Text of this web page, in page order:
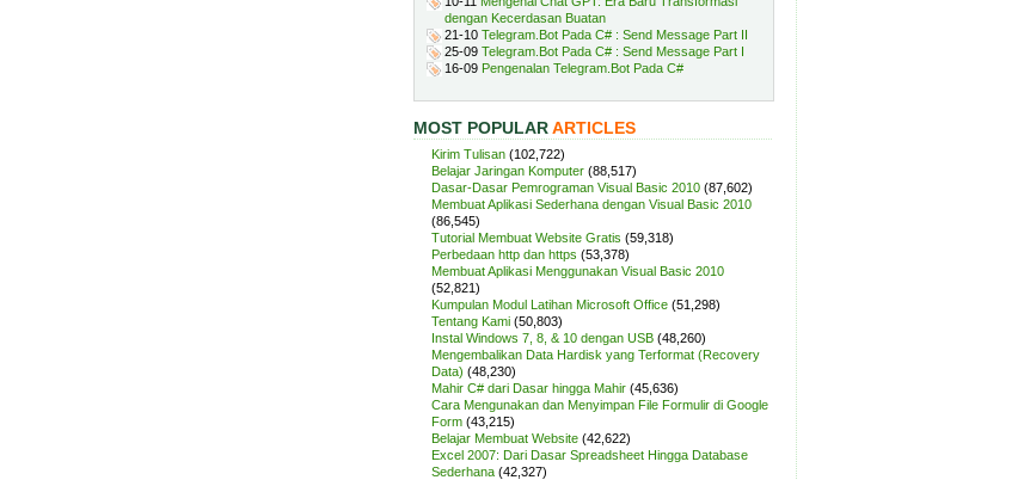
dengan Kecerdasan Buatan
21-10 Telegram.Bot Pada C# : Send Message Part II
25-09 Telegram.Bot Pada C# : Send Message Part I
16-09 Pengenalan Telegram.Bot Pada C#
MOST POPULARARTICLES
Kirim Tulisan (102,722)
Belajar Jaringan Komputer (88,517)
Dasar-Dasar Pemrograman Visual Basic 2010 (87,602)
Membuat Aplikasi Sederhana dengan Visual Basic 2010
(86,545)
Tutorial Membuat Website Gratis (59,318)
Perbedaan http dan https (53,378)
Membuat Aplikasi Menggunakan Visual Basic 2010
(52,821)
Kumpulan Modul Latihan Microsoft Office (51,298)
Tentang Kami (50,803)
Instal Windows 7, 8, & 10 dengan USB (48,260)
Mengembalikan Data Hardisk yang Terformat (Recovery
Data) (48,230)
Mahir C# dari Dasar hingga Mahir (45,636)
Cara Mengunakan dan Menyimpan File Formulir di Google
Form (43,215)
Belajar Membuat Website (42,622)
Excel 2007: Dari Dasar Spreadsheet Hingga Database
Sederhana (42,327)